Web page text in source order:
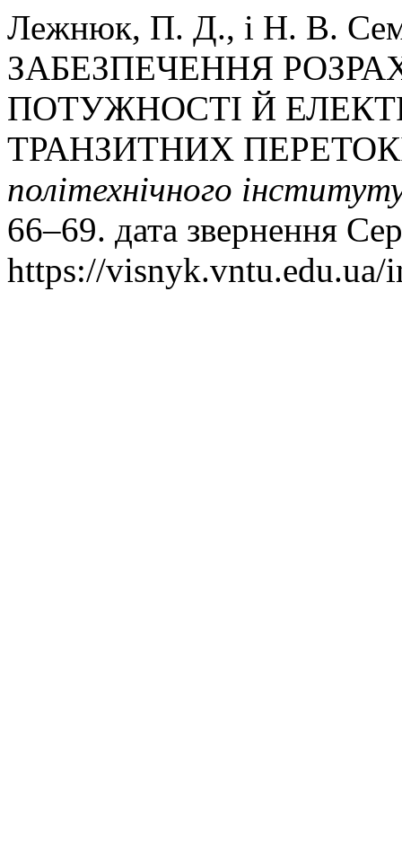
Лежнюк, П. Д., і Н. В.
ЗАБЕЗПЕЧЕННЯ
ПОТУЖНОСТІ Й
ТРАНЗИТНИХ
політехнічного
66–69. дата звернення
https://